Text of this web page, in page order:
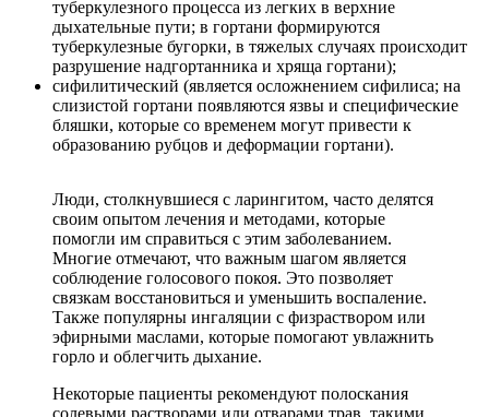
туберкулезного процесса из легких в верхние
дыхательные пути; в гортани формируются
туберкулезные бугорки, в тяжелых случаях происходит
разрушение надгортанника и хряща гортани);
сифилитический (является осложнением сифилиса; на
слизистой гортани появляются язвы и специфические
бляшки, которые со временем могут привести к
образованию рубцов и деформации гортани).
Люди, столкнувшиеся с ларингитом, часто делятся
своим опытом лечения и методами, которые
помогли им справиться с этим заболеванием.
Многие отмечают, что важным шагом является
соблюдение голосового покоя. Это позволяет
связкам восстановиться и уменьшить воспаление.
Также популярны ингаляции с физраствором или
эфирными маслами, которые помогают увлажнить
горло и облегчить дыхание.
Некоторые пациенты рекомендуют полоскания